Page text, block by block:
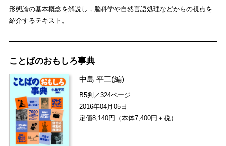
形態論の基本概念を解説し，脳科学や自然言語処理などからの視点を
紹介するテキスト。
ことばのおもしろ事典
中島 平三(編)
B5判／324ページ
2016年04月05日
定価8,140円（本体7,400円＋税）